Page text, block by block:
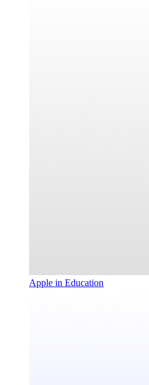
Apple in Education